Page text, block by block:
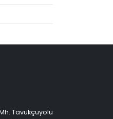
Tavukçuyolu